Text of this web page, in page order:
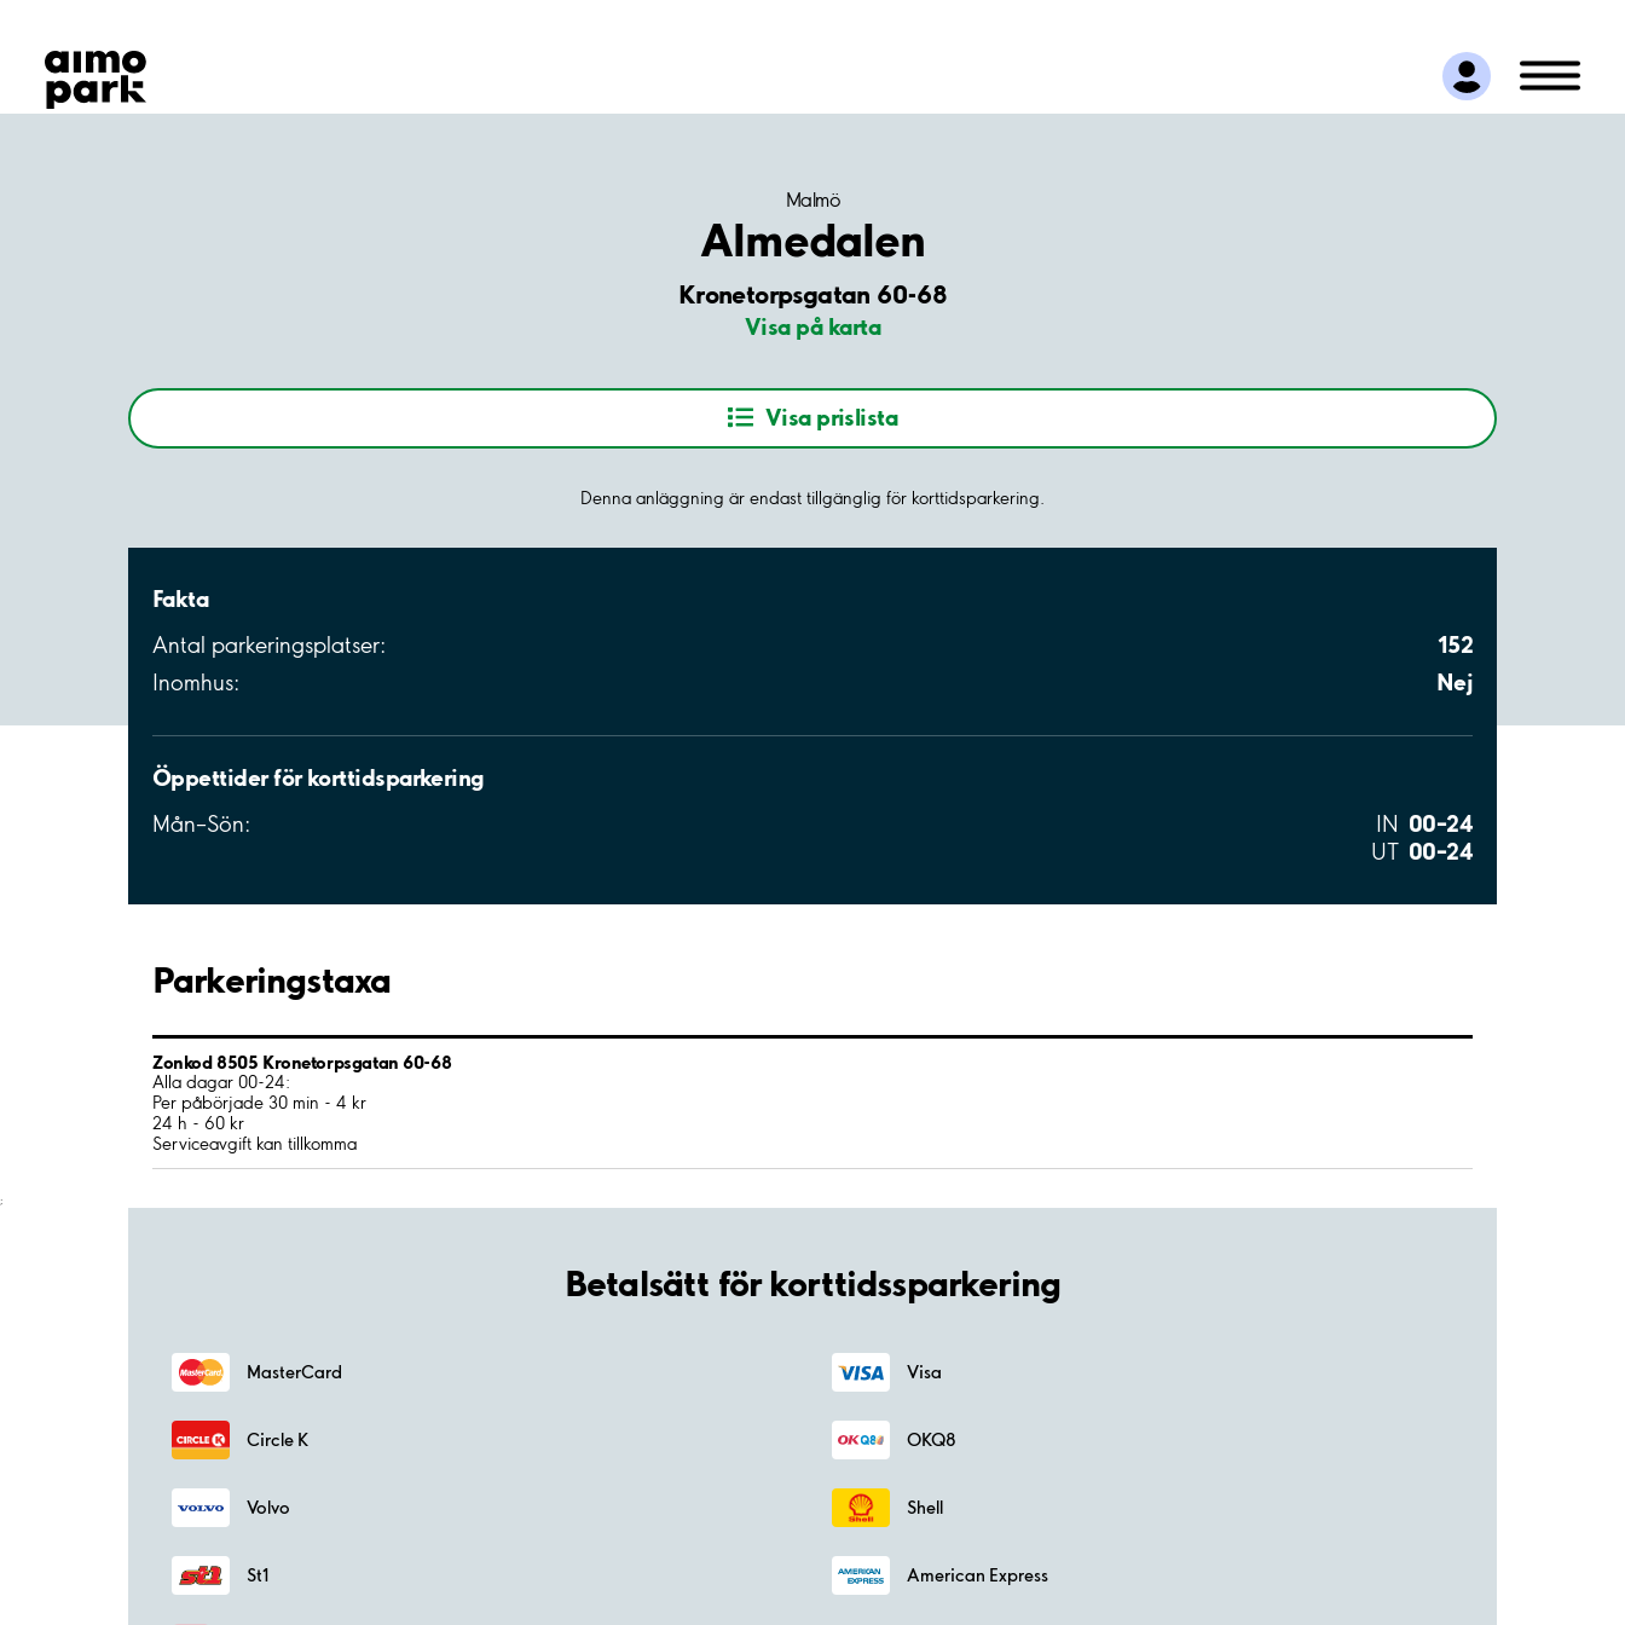
Hitta parkering
Samarbete
Kundservice
Malmö
Almedalen
Kronetorpsgatan 60-68
Visa på karta
Visa prislista
Denna anläggning är endast tillgänglig för korttidsparkering.
Fakta
Antal parkeringsplatser: 152
Inomhus: Nej
Öppettider för korttidsparkering
Mån–Sön: IN 00–24
UT 00–24
Parkeringstaxa
Zonkod 8505 Kronetorpsgatan 60-68
Alla dagar 00-24:
Per påbörjade 30 min - 4 kr
24 h - 60 kr
Serviceavgift kan tillkomma
;
Betalsätt för korttidssparkering
MasterCard Visa
Circle K OKQ8
Volvo Shell
St1 American Express